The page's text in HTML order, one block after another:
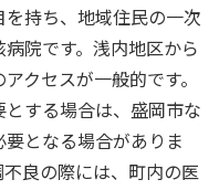
持ち、地域住民の一次
院です。浅内地区から
クセスが一般的です。
する場合は、盛岡市な
となる場合がありま
良の際には、町内の医